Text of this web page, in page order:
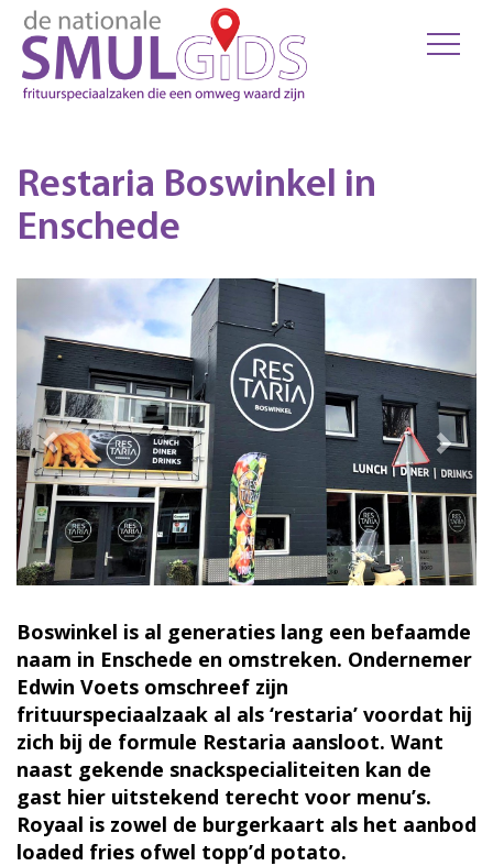
Restaria Boswinkel in
Enschede
Boswinkel is al generaties lang een befaamde
naam in Enschede en omstreken. Ondernemer
Edwin Voets omschreef zijn
frituurspeciaalzaak al als ‘restaria’ voordat hij
zich bij de formule Restaria aansloot. Want
naast gekende snackspecialiteiten kan de
gast hier uitstekend terecht voor menu’s.
Royaal is zowel de burgerkaart als het aanbod
loaded fries ofwel topp’d potato.